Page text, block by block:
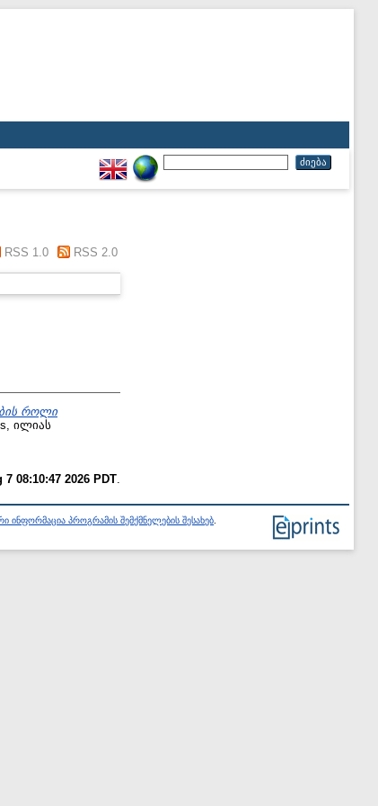
RSS 1.0 RSS 2.0
როლი
ილიას
7 08:10:47 2026 PDT
ინფორმაცია პროგრამის შემქმნელების შესახებ